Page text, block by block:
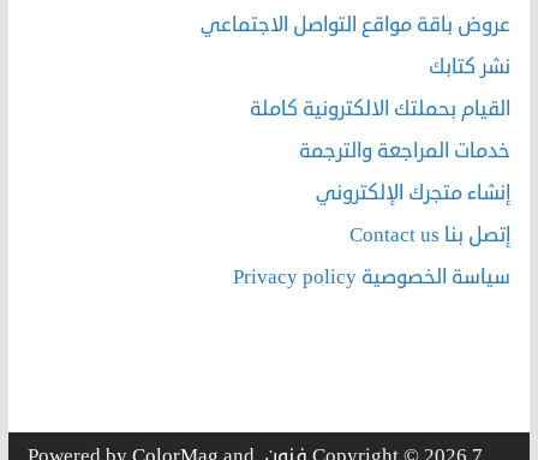
عروض باقة مواقع التواصل الاجتماعي
نشر كتابك
القيام بحملتك الالكترونية كاملة
خدمات المراجعة والترجمة
إنشاء متجرك الإلكتروني
إتصل بنا Contact us
سياسة الخصوصية Privacy policy